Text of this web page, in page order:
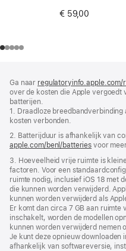
€ 59,00
Ga naar regulatoryinfo.apple.com/
over de kosten die Apple
batterijen.
1. Draadloze
kosten verbonden.
2. Batterijduur is afhankelijk van
apple.com/benl/batteries voor
3. Hoeveelheid vrije ruimte is
factoren. Voor een
ruimte nodig, inclusief iOS 18 met
die kunnen worden verwijderd.
kunnen worden verwijderd als
Er komt dan circa 7 GB aan ruimte
inschakelt, worden de modellen
kunnen worden verwijderd nemen
Je kunt deze opnieuw downloaden
afhankelijk van softwareversie,